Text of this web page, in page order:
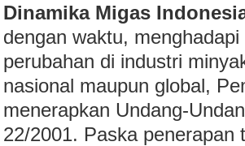
Dinamika Migas
dengan waktu,
perubahan di industri
nasional maupun global,
menerapkan Undang-
22/2001. Paska penerapan